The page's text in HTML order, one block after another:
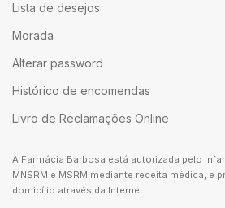
Lista de desejos
Morada
Alterar password
Histórico de encomendas
Livro de Reclamações Online
A Farmácia Barbosa está autorizada pelo
MNSRM e MSRM mediante receita médica, e
domicílio através da Internet.